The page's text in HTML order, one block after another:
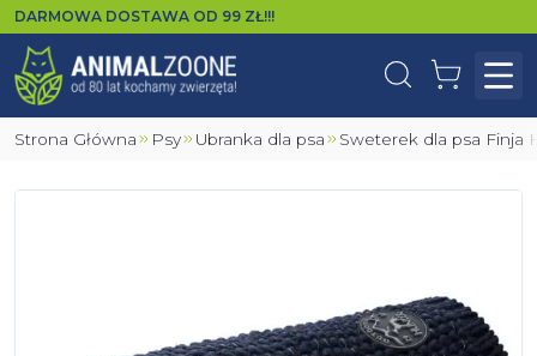
DARMOWA DOSTAWA OD 99 ZŁ!!!
WyszukajKoszyk
Strona Główna Psy Ubranka dla psa Sweterek dla psa Finja